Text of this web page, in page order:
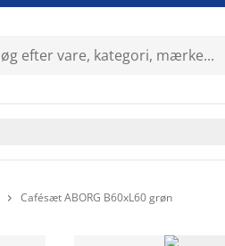
 Cafésæt ABORG B60xL60 grøn